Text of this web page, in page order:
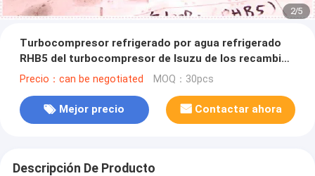
2/5
Turbocompresor refrigerado por agua refrigerado
RHB5 del turbocompresor de Isuzu de los recambios
del automóvil
Precio：can be negotiated MOQ：30pcs
Mejor precio Contactar ahora
Descripción De Producto